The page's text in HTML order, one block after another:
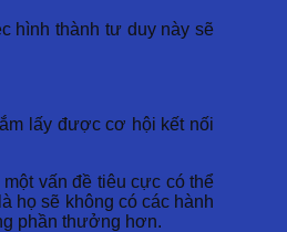
hình thành tư duy này sẽ
lấy được cơ hội kết nối
vấn đề tiêu cực có thể
họ sẽ không có các hành
phần thưởng hơn.